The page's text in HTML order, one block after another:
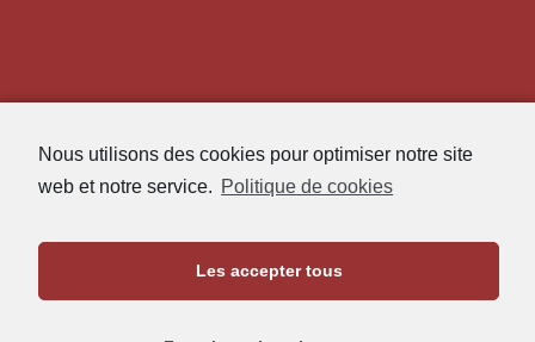
Nous utilisons des cookies pour optimiser notre site
web et notre service. Politique de cookies
Les accepter tous
Politique de cookies (UE)
Maison de l'Archéologie